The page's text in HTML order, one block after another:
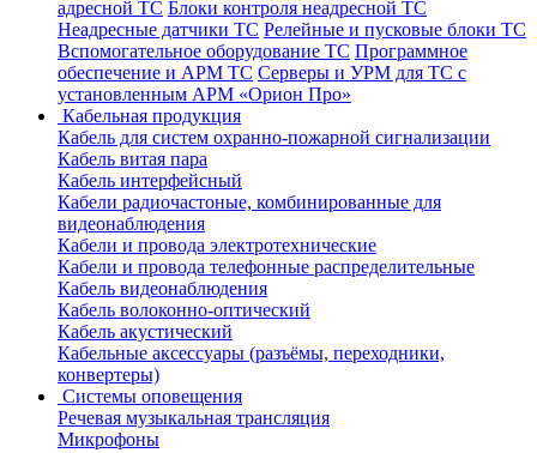
адресной ТС Блоки контроля неадресной ТС
Неадресные датчики ТС Релейные и пусковые блоки ТС
Вспомогательное оборудование ТС Программное
обеспечение и АРМ ТС Серверы и УРМ для ТС с
установленным АРМ «Орион Про»
Кабельная продукция
Кабель для систем охранно-пожарной сигнализации
Кабель витая пара
Кабель интерфейсный
Кабели радиочастоные, комбинированные для
видеонаблюдения
Кабели и провода электротехнические
Кабели и провода телефонные распределительные
Кабель видеонаблюдения
Кабель волоконно-оптический
Кабель акустический
Кабельные аксессуары (разъёмы, переходники,
конвертеры)
Системы оповещения
Речевая музыкальная трансляция
Микрофоны